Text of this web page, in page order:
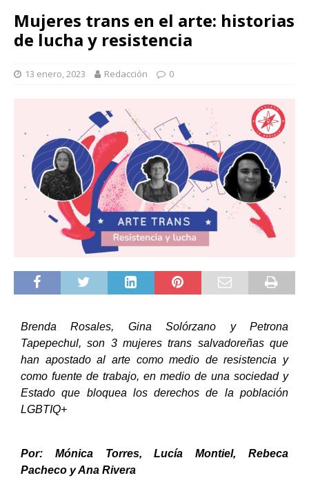
Mujeres trans en el arte: historias
de lucha y resistencia
Brenda Rosales, Gina Solórzano y Petrona
Tapepechul, son 3 mujeres trans salvadoreñas que
han apostado al arte como medio de resistencia y
como fuente de trabajo, en medio de una sociedad y
Estado que bloquea los derechos de la población
Por: Mónica Torres, Lucía Montiel, Rebeca